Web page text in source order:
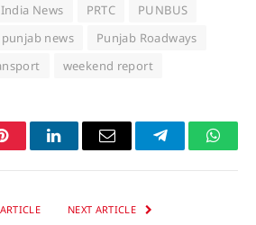
India News PRTC
PUNBUS
punjab news
Punjab Roadways
weekend report
PinterestLinkedInEmail Telegram
NEXT ARTICLE